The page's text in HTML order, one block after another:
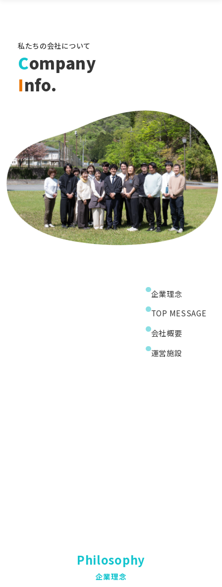
私たちの会社について
Company
Info.
企業理念
TOP MESSAGE
会社概要
運営施設
Philosophy
企業理念